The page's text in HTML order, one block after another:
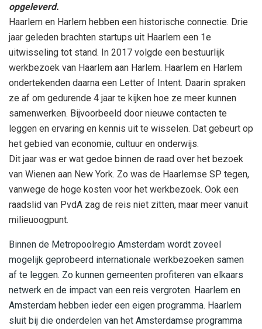
opgeleverd.
Haarlem en Harlem hebben een historische connectie. Drie
jaar geleden brachten startups uit Haarlem een 1e
uitwisseling tot stand. In 2017 volgde een bestuurlijk
werkbezoek van Haarlem aan Harlem. Haarlem en Harlem
ondertekenden daarna een Letter of Intent. Daarin spraken
ze af om gedurende 4 jaar te kijken hoe ze meer kunnen
samenwerken. Bijvoorbeeld door nieuwe contacten te
leggen en ervaring en kennis uit te wisselen. Dat gebeurt op
het gebied van economie, cultuur en onderwijs.
Dit jaar was er wat gedoe binnen de raad over het bezoek
van Wienen aan New York. Zo was de Haarlemse SP tegen,
vanwege de hoge kosten voor het werkbezoek. Ook een
raadslid van PvdA zag de reis niet zitten, maar meer vanuit
milieuoogpunt.
Binnen de Metropoolregio Amsterdam wordt zoveel
mogelijk geprobeerd internationale werkbezoeken samen
af te leggen. Zo kunnen gemeenten profiteren van elkaars
netwerk en de impact van een reis vergroten. Haarlem en
Amsterdam hebben ieder een eigen programma. Haarlem
sluit bij die onderdelen van het Amsterdamse programma